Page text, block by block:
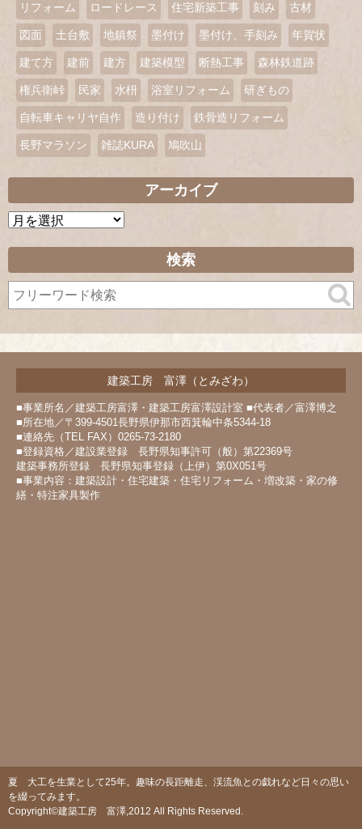
リフォーム ロードレース 住宅新築工事 刻み 古材
図面 土台敷 地鎮祭 墨付け 墨付け、手刻み 年賀状
建て方 建前 建方 建築模型 断熱工事 森林鉄道跡
権兵衛峠 民家 水枡 浴室リフォーム 研ぎもの
自転車キャリヤ自作 造り付け 鉄骨造リフォーム
長野マラソン 雑誌KURA 鳩吹山
アーカイブ
ア
イ
ブ
検索
建築工房 富澤（とみざわ）
■事業所名／建築工房富澤・建築工房富澤設計室 ■代表者／富澤博之
■所在地／〒399-4501長野県伊那市西箕輪中条5344-18
■連絡先（TEL FAX）0265-73-2180
■登録資格／建設業登録 長野県知事許可（般）第22369号
建築事務所登録 長野県知事登録（上伊）第0X051号
■事業内容：建築設計・住宅建築・住宅リフォーム・増改築・家の修
繕・特注家具製作
夏 大工を生業として25年。趣味の長距離走、渓流魚との戯れなど日々の思い
を綴ってみます。
Copyright©建築工房 富澤,2012 All Rights Reserved.